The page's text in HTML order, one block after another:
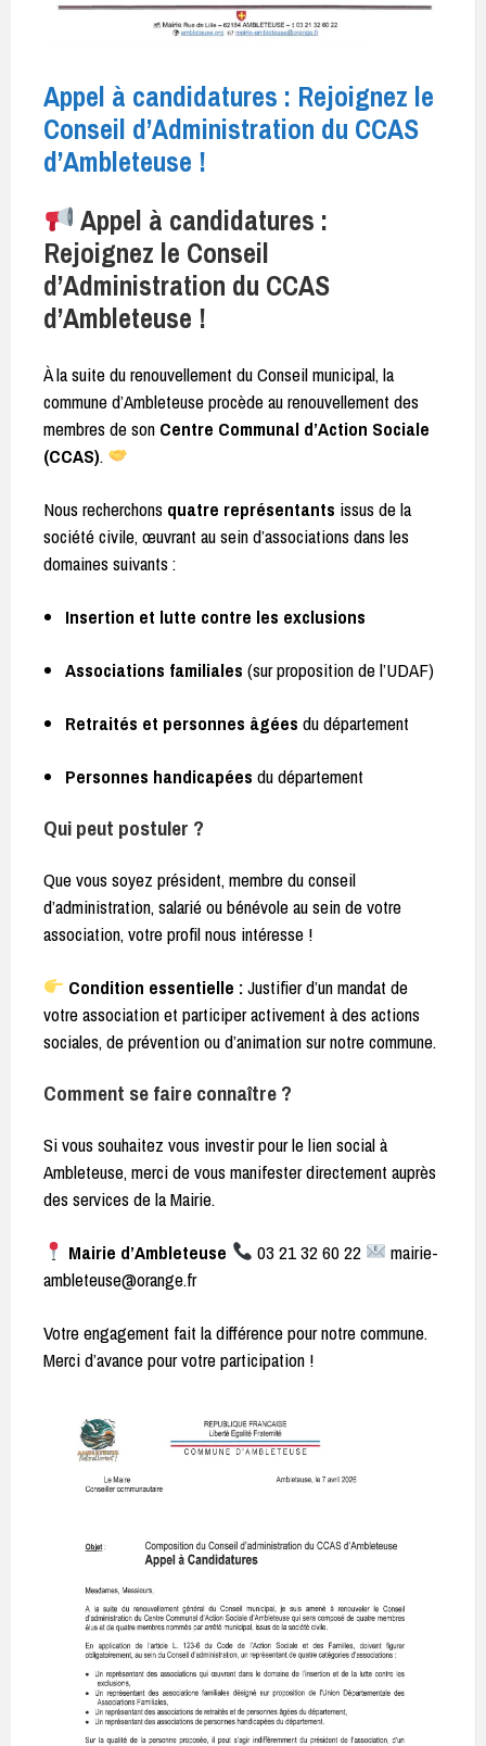
Appel à candidatures : Rejoignez le
Conseil d’Administration du CCAS
d’Ambleteuse !
Appel à candidatures :
Rejoignez le Conseil
d’Administration du CCAS
d’Ambleteuse !
À la suite du renouvellement du Conseil municipal, la
commune d’Ambleteuse procède au renouvellement des
membres de son Centre Communal d’Action Sociale
(CCAS).
Nous recherchons quatre représentants issus de la
société civile, œuvrant au sein d’associations dans les
domaines suivants :
Insertion et lutte contre les exclusions
Associations familiales (sur proposition de l’UDAF)
Retraités et personnes âgées du département
Personnes handicapées du département
Qui peut postuler ?
Que vous soyez président, membre du conseil
d’administration, salarié ou bénévole au sein de votre
association, votre profil nous intéresse !
Condition essentielle :Justifier d’un mandat de
votre association et participer activement à des actions
sociales, de prévention ou d’animation sur notre commune.
Comment se faire connaître ?
Si vous souhaitez vous investir pour le lien social à
Ambleteuse, merci de vous manifester directement auprès
des services de la Mairie.
Mairie d’Ambleteuse 03 21 32 60 22
mairie-
ambleteuse@orange.fr
Votre engagement fait la différence pour notre commune.
Merci d’avance pour votre participation !